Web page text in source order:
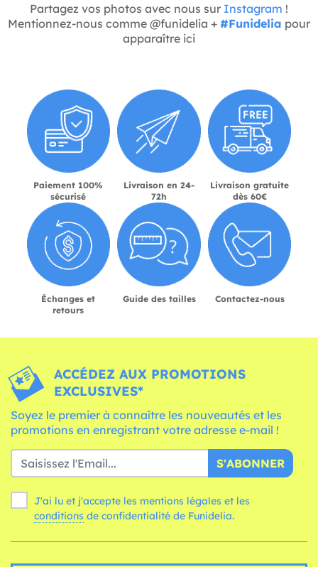
Partagez vos photos avec nous sur Instagram !
Mentionnez-nous comme @funidelia + #Funidelia pour
apparaître ici
Paiement 100%
sécurisé
Livraison en 24-
72h
Livraison gratuite
dès 60€
Échanges et
retours
Guide des tailles Contactez-nous
ACCÉDEZ AUX PROMOTIONS
EXCLUSIVES*
Soyez le premier à connaître les nouveautés et les
promotions en enregistrant votre adresse e-mail !
S'ABONNER
J'ai lu et j'accepte les mentions légales et les
conditions de confidentialité de Funidelia.